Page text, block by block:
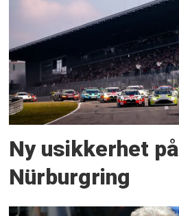
Ny usikkerhet på
Nürburgring